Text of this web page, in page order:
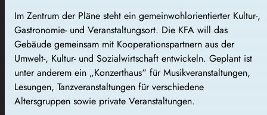
Im Zentrum der Pläne steht ein gemeinwohlorientierter Kultur-,
Gastronomie- und Veranstaltungsort. Die KFA will das
Gebäude gemeinsam mit Kooperationspartnern aus der
Umwelt-, Kultur- und Sozialwirtschaft entwickeln. Geplant ist
unter anderem ein „Konzerthaus“ für Musikveranstaltungen,
Lesungen, Tanzveranstaltungen für verschiedene
Altersgruppen sowie private Veranstaltungen.